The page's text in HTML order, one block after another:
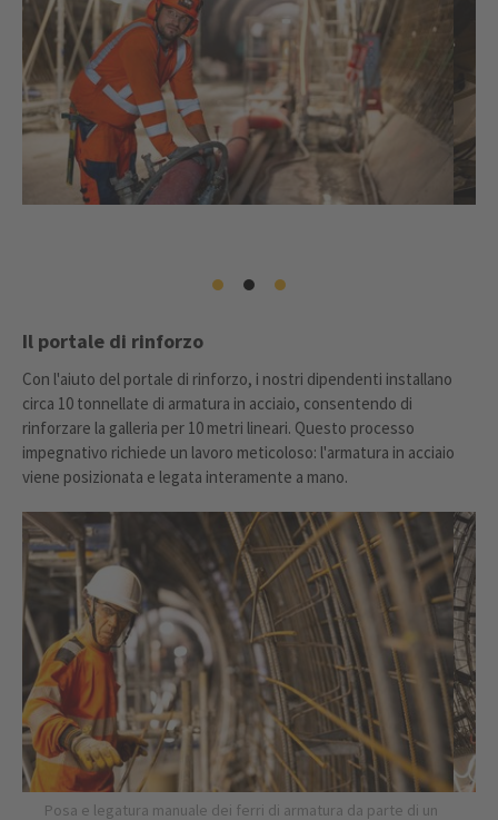
Il portale di rinforzo
Con l'aiuto del portale di rinforzo, i nostri dipendenti installano
circa 10 tonnellate di armatura in acciaio, consentendo di
rinforzare la galleria per 10 metri lineari. Questo processo
impegnativo richiede un lavoro meticoloso: l'armatura in acciaio
viene posizionata e legata interamente a mano.
Posa e legatura manuale dei ferri di armatura da parte di un